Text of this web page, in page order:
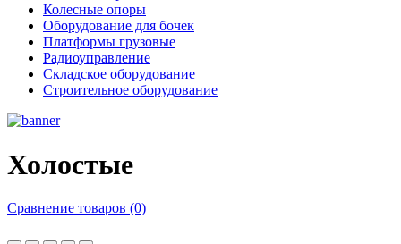
Колесные опоры
Оборудование для бочек
Платформы грузовые
Радиоуправление
Складское оборудование
Строительное оборудование
Холостые
Сравнение товаров (0)